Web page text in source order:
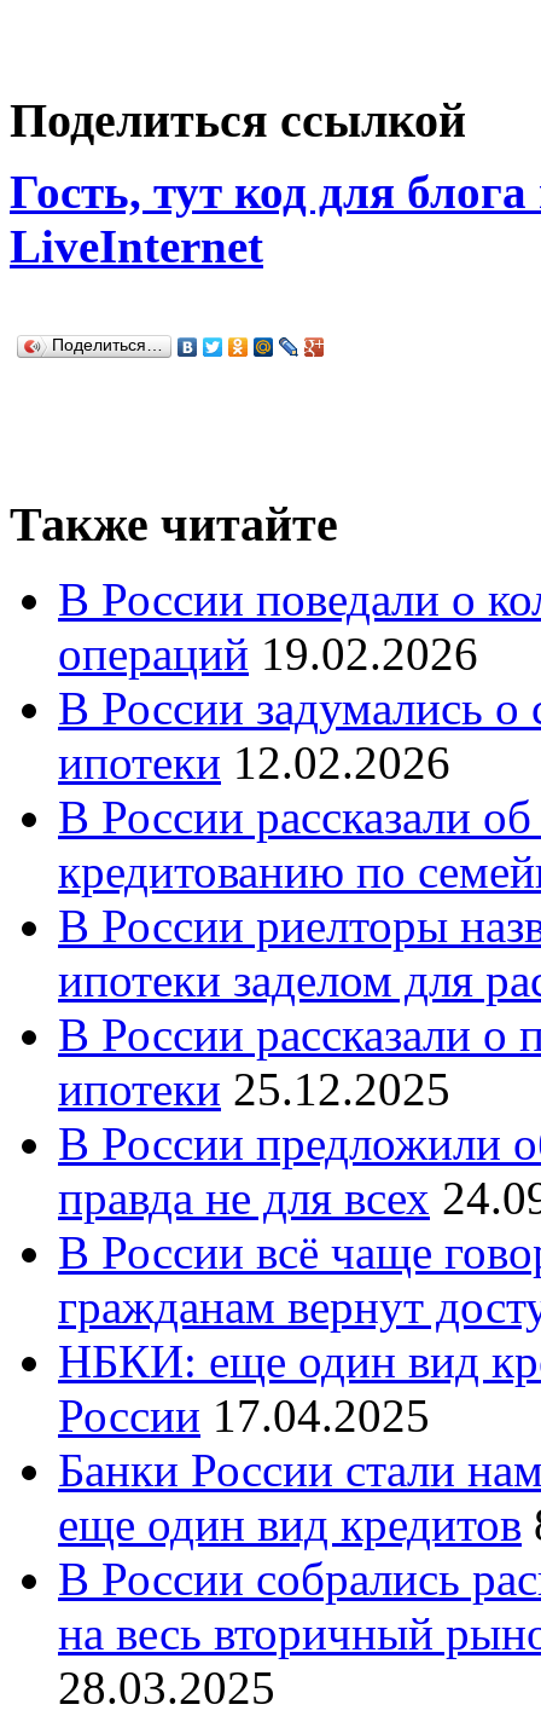
Поделиться ссылкой
Гость, тут код для
LiveInternet
Поделиться…
Также читайте
В России поведали о
операций 19.02.2026
В России задумались
ипотеки 12.02.2026
В России рассказали
кредитованию по
В России риелторы
ипотеки заделом для
В России рассказали о
ипотеки 25.12.2025
В России предложили
правда не для всех
В России всё чаще
гражданам вернут
НБКИ: еще один вид
России 17.04.2025
Банки России стали
еще один вид кредитов
В России собрались
на весь вторичный
28.03.2025